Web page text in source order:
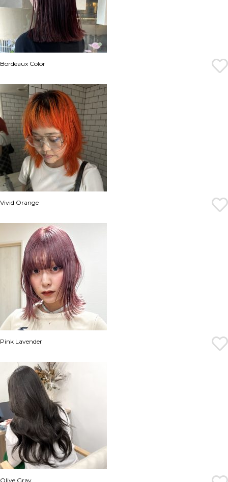
Bordeaux Color
Vivid Orange
Pink Lavender
Olive Gray